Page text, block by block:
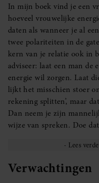
In mijn boek vind je een
hoeveel vrouwelijke
daten als wanneer je al
twee polariteiten in de
kern van je relatie ook in
adviseer: laat een man de
energie wil zorgen. Laat
lijkt het misschien stoer
rekening splitten’, maar
Dan neem je zijn
wijze van spreken. Doe
Verwachtingen